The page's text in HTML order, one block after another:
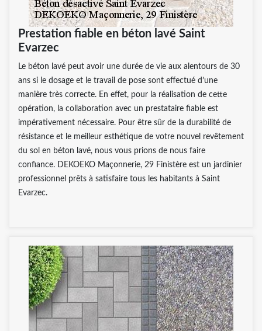
Prestation fiable en béton lavé Saint
Evarzec
Le béton lavé peut avoir une durée de vie aux alentours de 30
ans si le dosage et le travail de pose sont effectué d’une
manière très correcte. En effet, pour la réalisation de cette
opération, la collaboration avec un prestataire fiable est
impérativement nécessaire. Pour être sûr de la durabilité de
résistance et le meilleur esthétique de votre nouvel revêtement
du sol en béton lavé, nous vous prions de nous faire
confiance. DEKOEKO Maçonnerie, 29 Finistère est un jardinier
professionnel prêts à satisfaire tous les habitants à Saint
Evarzec.